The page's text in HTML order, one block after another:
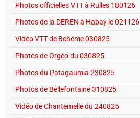
Photos officielles VTT à Rulles 180126
Photos de la DEREN à Habay le 021126
Vidéo VTT de Behême 030825
Photos de Orgéo du 030825
Photos du Patagaumia 230825
Photos de Bellefontaine 310825
Vidéo de Chantemelle du 240825